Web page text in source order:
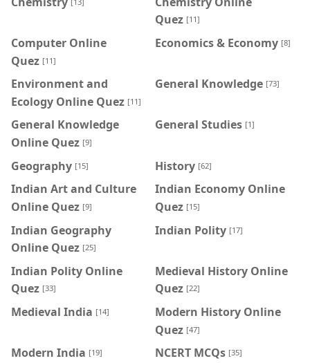
Quez [11]
Computer Online
Quez [11]
Economics & Economy [8]
Environment and
Ecology Online Quez [11]
General Knowledge [73]
General Knowledge
Online Quez [9]
General Studies [1]
Geography [15] History [62]
Indian Art and Culture
Online Quez [9]
Indian Economy Online
Quez [15]
Indian Geography
Online Quez [25]
Indian Polity [17]
Indian Polity Online
Quez [33]
Medieval History Online
Quez [22]
Medieval India [14]
Modern History Online
Quez [47]
Modern India [19] NCERT MCQs [35]